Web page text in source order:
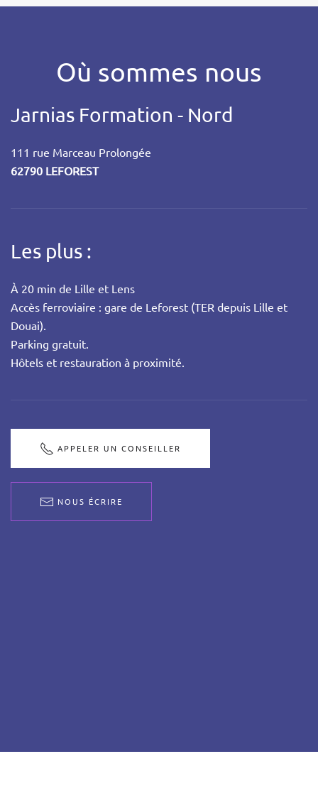
Où sommes nous
Jarnias Formation - Nord
111 rue Marceau Prolongée
62790 LEFOREST
Les plus :
À 20 min de Lille et Lens
Accès ferroviaire : gare de Leforest (TER depuis Lille et
Douai).
Parking gratuit.
Hôtels et restauration à proximité.
APPELER UN CONSEILLER
NOUS ÉCRIRE